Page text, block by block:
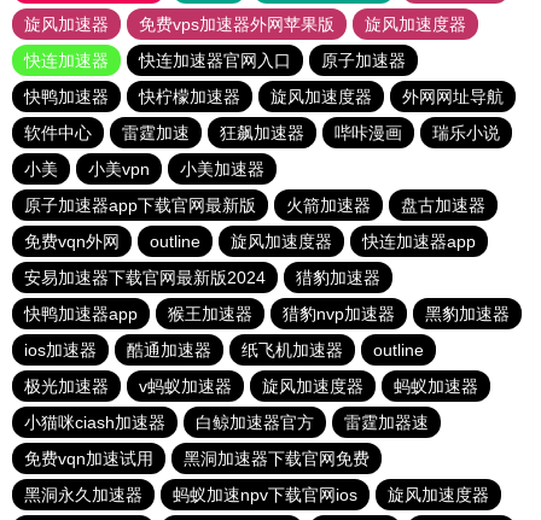
旋风加速器
免费vps加速器外网苹果版
旋风加速度器
快连加速器
快连加速器官网入口
原子加速器
快鸭加速器
快柠檬加速器 旋风加速度器
外网网址导航
软件中心
雷霆加速 狂飙加速器 哔咔漫画
瑞乐小说
小美
小美vpn
小美加速器
原子加速器app下载官网最新版
火箭加速器
盘古加速器
免费vqn外网
outline 旋风加速度器
快连加速器app
安易加速器下载官网最新版2024
猎豹加速器
快鸭加速器app
猴王加速器 猎豹nvp加速器
黑豹加速器
ios加速器
酷通加速器 纸飞机加速器
outline
极光加速器
v蚂蚁加速器 旋风加速度器
蚂蚁加速器
小猫咪ciash加速器
白鲸加速器官方
雷霆加器速
免费vqn加速试用
黑洞加速器下载官网免费
黑洞永久加速器
蚂蚁加速npv下载官网ios
旋风加速度器